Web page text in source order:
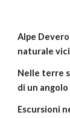
Alpe
naturale
Nelle terre
di un
Escursioni